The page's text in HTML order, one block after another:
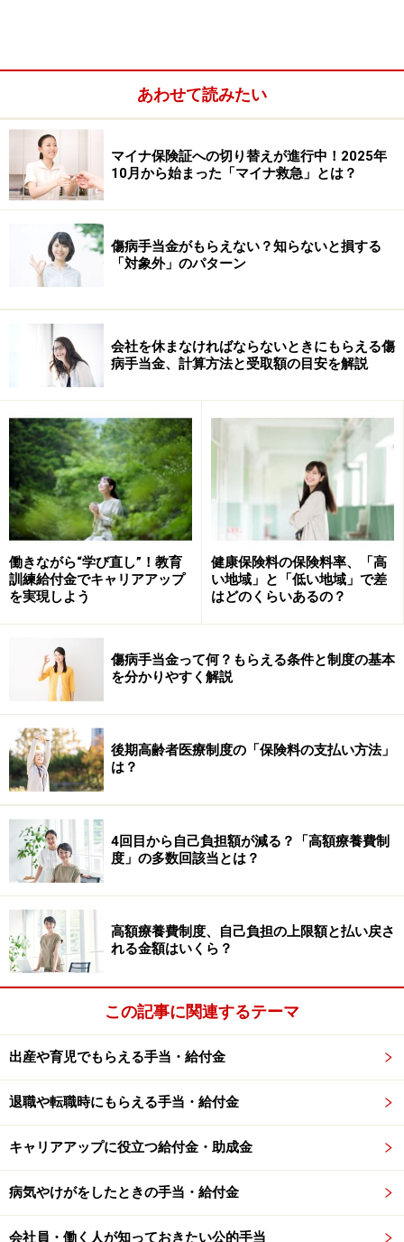
たのではないでしょうか。
平成20年末より、政府は家賃と生活費を貸し付ける融資
を創設し、翌年夏より、失業等給付を受けられない雇用
保険の未加入者に対して職業訓練を行い、訓練中に給付
を行う「緊急人財育成支援事業」を平成23年9月まで行
いました。
この「緊急人財育成支援事業」を、より給付金の受給要
10月より「求職者支援制度」が実施され、恒久化された
制度として、現在の「求職者支援制度」が実施されまし
平成26年4月より、「求職者支援制度」での職業訓練受
講給付金の支給要件が変更になりました。変更点は以下
の3つです。
1.出席日数の算定方法の変更。やむを得ない遅刻・早退
を1/2出席として算定。
2.訓練のやむを得ない理由による欠席理由を範囲拡大
（災害で通所困難、受講者がハローワークへ行く必要あ
り、裁判員、ハローワークの紹介で求職活動、などが加
わる）。
3.給与などに含まれる通勤手当を収入に含めないことと
雇用保険に未加入でも「職業訓練受講給付
金」がもらえる！
その求職者支援制度に基づいた職業訓練（求職者支援訓
されるのが、「職業訓練受講給付金」です。職業訓練受
講手当（訓練期間中の生活資金）と通所手当（訓練施設
あわせて読みたい
マイナ保険証への切り替えが進行中！2025年
10月から始まった「マイナ救急」とは？
傷病手当金がもらえない？知らないと損する
「対象外」のパターン
会社を休まなければならないときにもらえる傷
病手当金、計算方法と受取額の目安を解説
働きながら“学び直し”！教育
訓練給付金でキャリアアップ
を実現しよう
健康保険料の保険料率、「高
い地域」と「低い地域」で差
はどのくらいあるの？
傷病手当金って何？もらえる条件と制度の基本
を分かりやすく解説
後期高齢者医療制度の「保険料の支払い方法」
は？
4回目から自己負担額が減る？「高額療養費制
度」の多数回該当とは？
高額療養費制度、自己負担の上限額と払い戻さ
れる金額はいくら？
この記事に関連するテーマ
出産や育児でもらえる手当・給付金
退職や転職時にもらえる手当・給付金
キャリアアップに役立つ給付金・助成金
病気やけがをしたときの手当・給付金
会社員・働く人が知っておきたい公的手当